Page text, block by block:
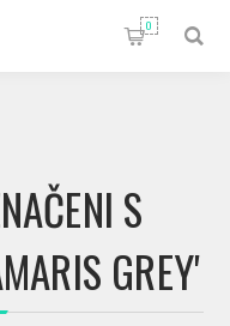
0
S
GREY'